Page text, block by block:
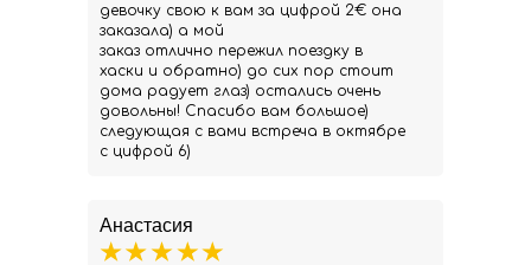
девочку свою к вам за цифрой 2€ она
заказала) а мой
заказ отлично пережил поездку в
хаски и обратно) до сих пор стоит
дома радует глаз) остались очень
довольны! Спасибо вам большое)
следующая с вами встреча в октябре
с цифрой 6)
Анастасия